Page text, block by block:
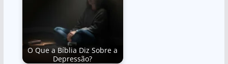
O Que a Bíblia Diz Sobre a
Depressão?